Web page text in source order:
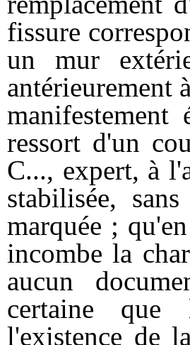
fissure
un mur
antérieurement
manifestement
ressort d'un
C..., expert, à
stabilisée,
marquée ;
incombe la
aucun
certaine que
l'existence de